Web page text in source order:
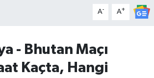
A- A+
- Bhutan Maçı
Kaçta, Hangi